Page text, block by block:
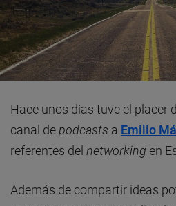
Hace unos días tuve el placer
canal depodcasts a Emilio
referentes del networking en
Además de compartir ideas